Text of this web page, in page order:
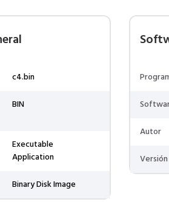
c4.bin
BIN
Executable
Application
Binary Disk Image
Autor